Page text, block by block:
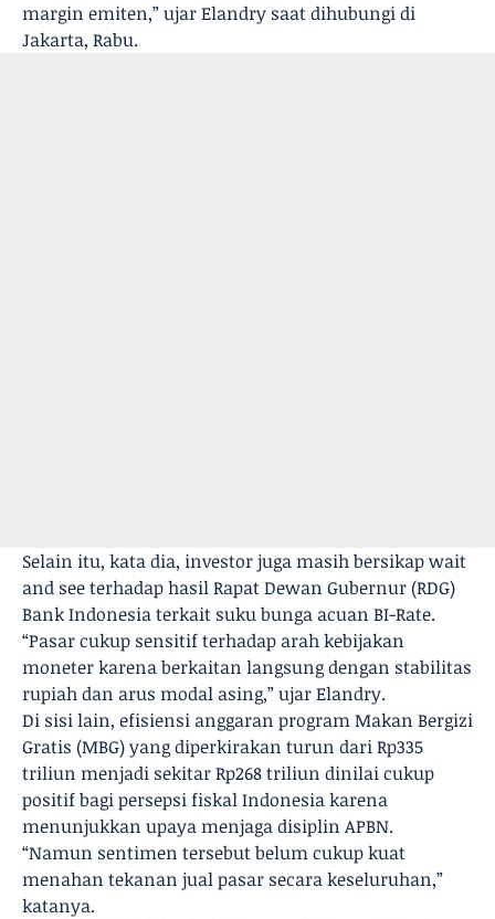
margin emiten,” ujar Elandry saat dihubungi di
Jakarta, Rabu.
Selain itu, kata dia, investor juga masih bersikap wait
and see terhadap hasil Rapat Dewan Gubernur (RDG)
Bank Indonesia terkait suku bunga acuan BI-Rate.
“Pasar cukup sensitif terhadap arah kebijakan
moneter karena berkaitan langsung dengan stabilitas
rupiah dan arus modal asing,” ujar Elandry.
Di sisi lain, efisiensi anggaran program Makan Bergizi
Gratis (MBG) yang diperkirakan turun dari Rp335
triliun menjadi sekitar Rp268 triliun dinilai cukup
positif bagi persepsi fiskal Indonesia karena
menunjukkan upaya menjaga disiplin APBN.
“Namun sentimen tersebut belum cukup kuat
menahan tekanan jual pasar secara keseluruhan,”
katanya.